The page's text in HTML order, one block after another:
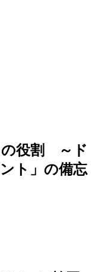
の役割 ～ド
ト」の備忘